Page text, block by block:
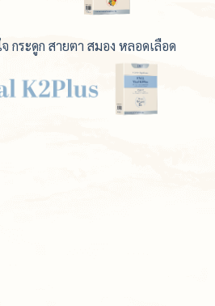
กระดูก สายตา สมอง หลอดเลือด